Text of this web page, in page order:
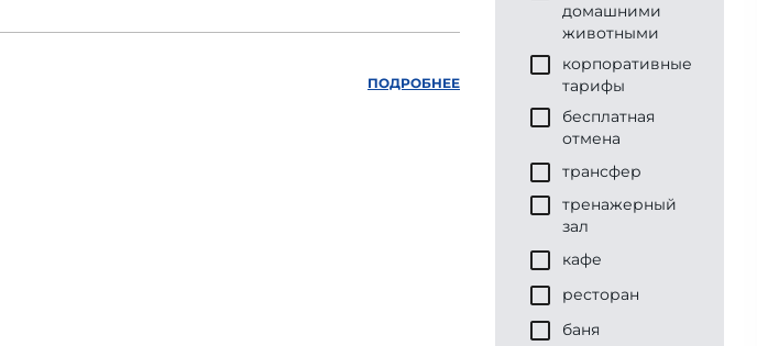
ПОДРОБНЕЕ
домашними
животными
корпоративные
тарифы
бесплатная
отмена
трансфер
тренажерный
зал
кафе
ресторан
баня